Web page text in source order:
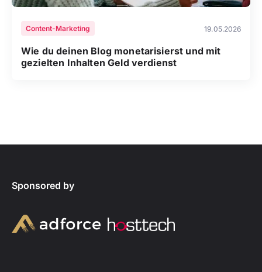
Content-Marketing 19.05.2026
Wie du deinen Blog monetarisierst und mit
gezielten Inhalten Geld verdienst
Sponsored by